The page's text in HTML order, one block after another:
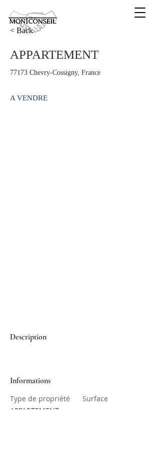
< Back
APPARTEMENT
77173 Chevry-Cossigny, France
A VENDRE
Description
Informations
Type de propriété
APPARTEMENT
Surface